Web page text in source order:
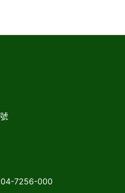
7256-000